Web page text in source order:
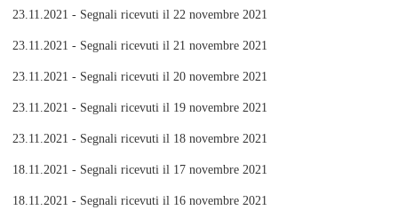
23.11.2021 - Segnali ricevuti il 22 novembre 2021
23.11.2021 - Segnali ricevuti il 21 novembre 2021
23.11.2021 - Segnali ricevuti il 20 novembre 2021
23.11.2021 - Segnali ricevuti il 19 novembre 2021
23.11.2021 - Segnali ricevuti il 18 novembre 2021
18.11.2021 - Segnali ricevuti il 17 novembre 2021
18.11.2021 - Segnali ricevuti il 16 novembre 2021